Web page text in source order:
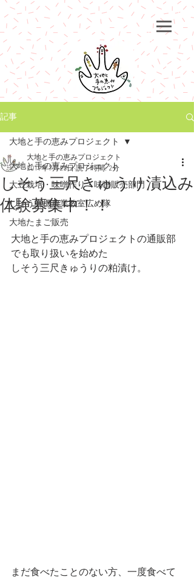
記事
大地と手の恵みプロジェクト
大豆栽培・味噌作り・味噌販売部門
しそう有機農業教室広め隊
大地たまご販売
大地と手の恵みプロジェクト
しそう三尺きゅうり漬込み
体験募集中！！
大地と手の恵みプロジェクト
2019年7月25日 読了時間: 2分
大地と手の恵みプロジェクトの通販部
でも取り扱いを始めた
しそう三尺きゅうりの粕漬け。
まだ食べたことのない方、一度食べて